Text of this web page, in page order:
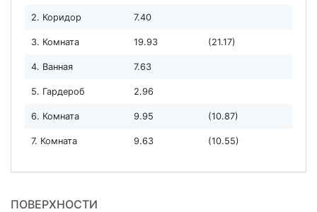
2. Коридор 7.40
3. Комната 19.93 (21.17)
4. Ванная 7.63
5. Гардероб 2.96
6. Комната 9.95 (10.87)
7. Комната 9.63 (10.55)
ПОВЕРХНОСТИ